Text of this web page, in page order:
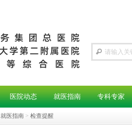
医院动态 就医指南 专科专家
就医指南 > 检查提醒